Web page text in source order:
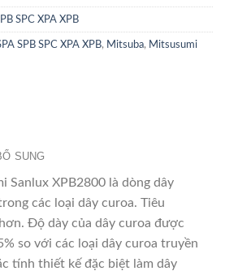
SPC XPA XPB
SPB SPC XPA XPB, Mitsuba, Mitsusumi
SUNG
Sanlux XPB2800 là dòng dây
các loại dây curoa. Tiêu
Độ dày của dây curoa được
so với các loại dây curoa truyền
tính thiết kế đặc biệt làm dây